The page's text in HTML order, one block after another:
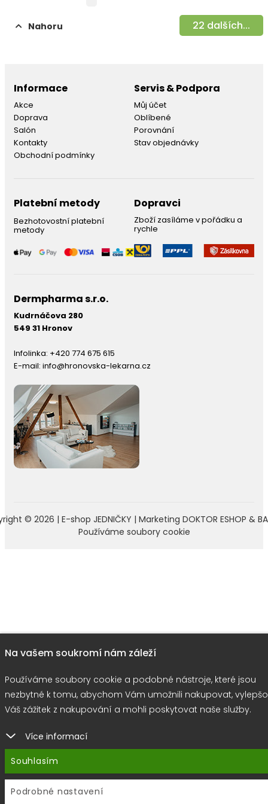
Nahoru 22 dalších...
Informace
Akce
Doprava
Salón
Kontakty
Obchodní podmínky
Servis & Podpora
Můj účet
Oblíbené
Porovnání
Stav objednávky
Platební metody
Bezhotovostní platební
metody
Dopravci
Zboží zasíláme v pořádku a
rychle
Dermpharma s.r.o.
Kudrnáčova 280
549 31 Hronov
Infolinka: +420 774 675 615
E-mail: info@hronovska-lekarna.cz
© 2026 | E-shop JEDNIČKY | Marketing DOKTOR ESHOP &
Používáme soubory cookie
Na vašem soukromí nám záleží
Používáme soubory cookie a podobné nástroje, které jsou
nezbytné k tomu, abychom Vám umožnili nakupovat,
Váš zážitek z nakupování a mohli poskytovat naše služby.
Více informací
Souhlasím
Podrobné nastavení